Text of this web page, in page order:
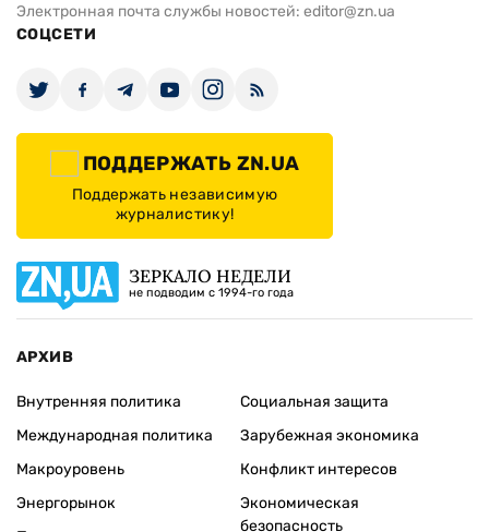
Электронная почта службы новостей: editor@zn.ua
СОЦСЕТИ
ПОДДЕРЖАТЬ ZN.UA
Поддержать независимую
журналистику!
ЗЕРКАЛО НЕДЕЛИ
не подводим с 1994-го года
АРХИВ
Внутренняя политика
Международная политика
Макроуровень
Энергорынок
Социальная защита
Зарубежная экономика
Конфликт интересов
Экономическая
безопасность